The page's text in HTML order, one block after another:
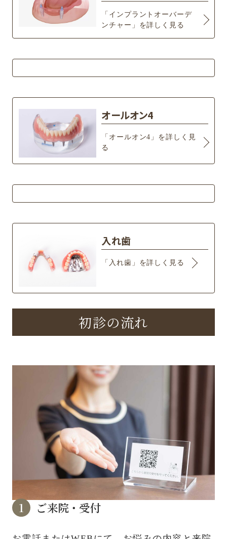
「インプラントオーバーデ
ンチャー」を詳しく見る
オールオン4
「オールオン4」を詳しく見
る
入れ歯
「入れ歯」を詳しく見る
初診の流れ
ご来院・受付